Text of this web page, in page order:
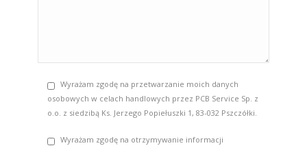
Wyrażam zgodę na przetwarzanie moich danych
osobowych w celach handlowych przez PCB Service Sp. z
o.o. z siedzibą Ks. Jerzego Popiełuszki 1, 83-032 Pszczółki.
Wyrażam zgodę na otrzymywanie informacji